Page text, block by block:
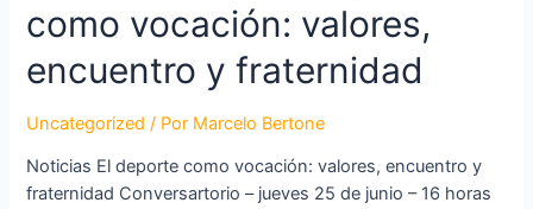
como vocación: valores,
encuentro y fraternidad
Uncategorized / Por Marcelo Bertone
Noticias El deporte como vocación: valores, encuentro y
fraternidad Conversartorio – jueves 25 de junio – 16 horas